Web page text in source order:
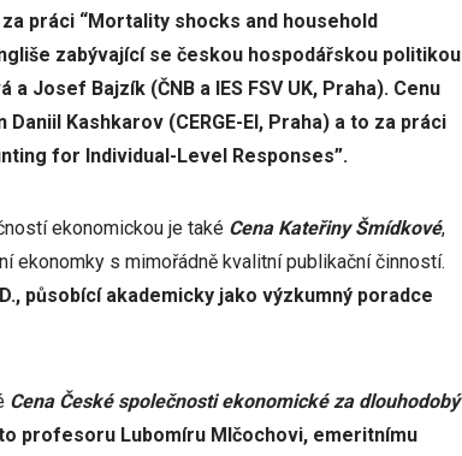
práci “Mortality shocks and household
zabývající se českou hospodářskou politikou
Josef Bajzík (ČNB a IES FSV UK, Praha). Cenu
Kashkarov (CERGE-EI, Praha) a to za práci
for Individual-Level Responses”.
ekonomickou je také Cena Kateřiny Šmídkové,
ekonomky s mimořádně kvalitní publikační činností.
, působící akademicky jako výzkumný poradce
Cena České společnosti ekonomické za dlouhodobý
profesoru Lubomíru Mlčochovi, emeritnímu